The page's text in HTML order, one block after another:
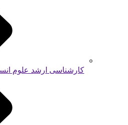
کارشناسی ارشد علوم